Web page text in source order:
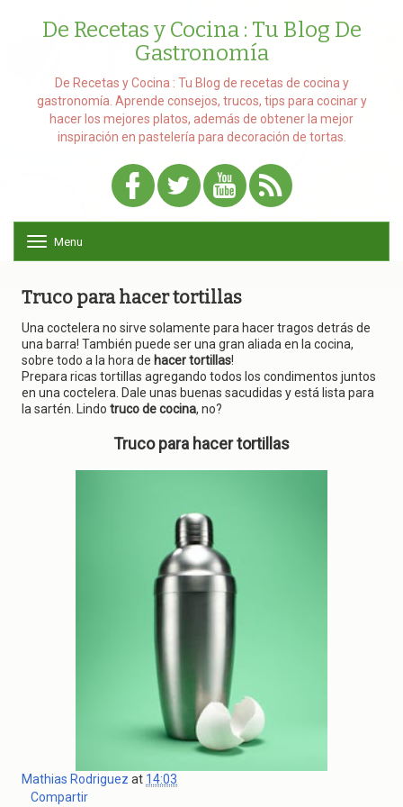
De Recetas y Cocina : Tu Blog De
Gastronomía
De Recetas y Cocina : Tu Blog de recetas de cocina y
gastronomía. Aprende consejos, trucos, tips para cocinar y
hacer los mejores platos, además de obtener la mejor
inspiración en pastelería para decoración de tortas.
o
g
l
e
n
a
v
i
g
i
o
Menu
Truco para hacer tortillas
Una coctelera no sirve solamente para hacer tragos detrás de
una barra! También puede ser una gran aliada en la cocina,
sobre todo a la hora de hacer tortillas!
Prepara ricas tortillas agregando todos los condimentos juntos
en una coctelera. Dale unas buenas sacudidas y está lista para
la sartén. Lindo truco de cocina, no?
Truco para hacer tortillas
Mathias Rodriguez at 14:03
Compartir